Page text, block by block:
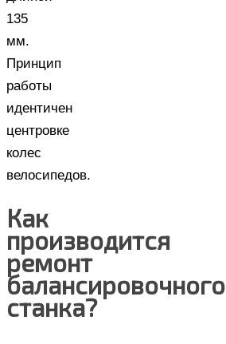
135
мм.
Принцип
работы
идентичен
центровке
колес
велосипедов.
Как
производится
ремонт
балансировочного
станка?